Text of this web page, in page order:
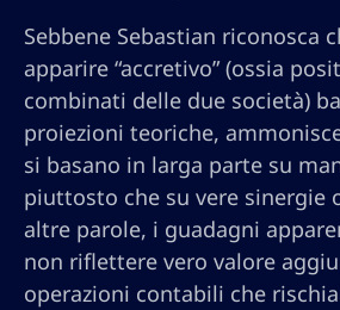
Sebbene Sebastian riconosca
apparire “accretivo” (ossia
combinati delle due società)
proiezioni teoriche,
si basano in larga parte su
piuttosto che su vere sinergie
altre parole, i guadagni
non riflettere vero valore
operazioni contabili che